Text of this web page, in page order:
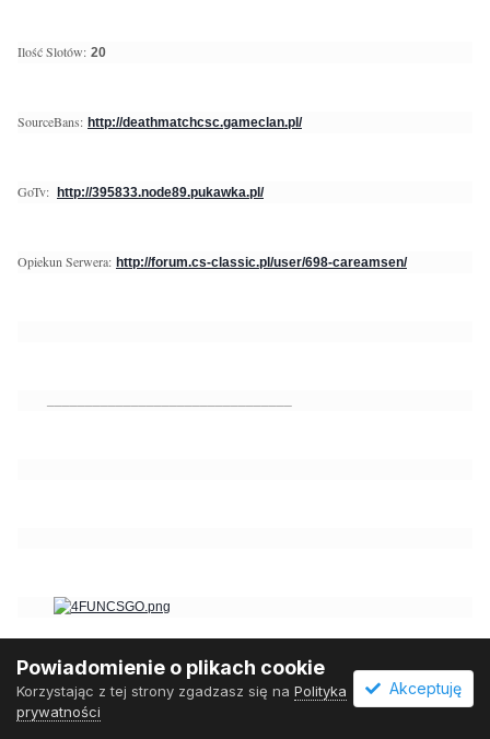
Ilość Slotów: 20
SourceBans: http://deathmatchcsc.gameclan.pl/
GoTv: http://395833.node89.pukawka.pl/
Opiekun Serwera: http://forum.cs-classic.pl/user/698-careamsen/
Powiadomienie o plikach cookie
Korzystając z tej strony zgadzasz się na Polityka
prywatności
Akceptuję